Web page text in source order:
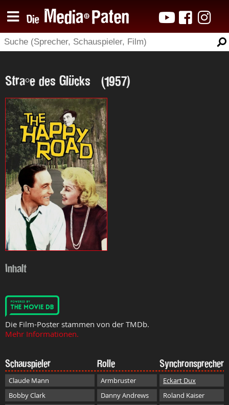
Straße des Glücks (1957)
Inhalt
Die Film-Poster stammen von der TMDb.
Mehr Informationen.
Schauspieler Rolle Synchronsprecher
Claude Mann Armbruster
Eckart Dux
Bobby Clark
Danny Andrews Roland Kaiser